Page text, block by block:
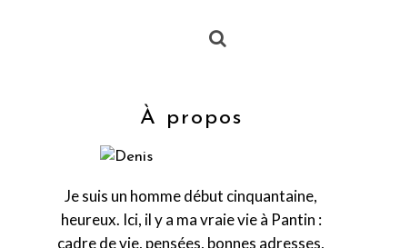
À propos
Je suis un homme début cinquantaine,
heureux. Ici, il y a ma vraie vie à Pantin :
cadre de vie, pensées, bonnes adresses,